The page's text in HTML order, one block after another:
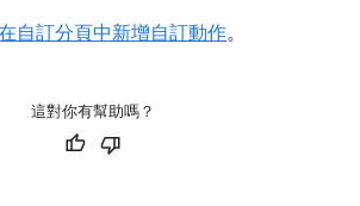
自訂分頁中新增自訂動作。
這對你有幫助嗎？